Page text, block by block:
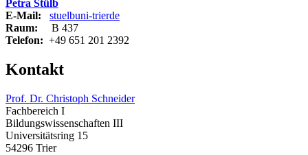
Petra Stülb
E-Mail:
stuelbuni-trierde
Raum: B 437
Telefon: +49 651 201 2392
Kontakt
Prof. Dr. Christoph Schneider
Fachbereich I
Bildungswissenschaften III
Universitätsring 15
54296 Trier